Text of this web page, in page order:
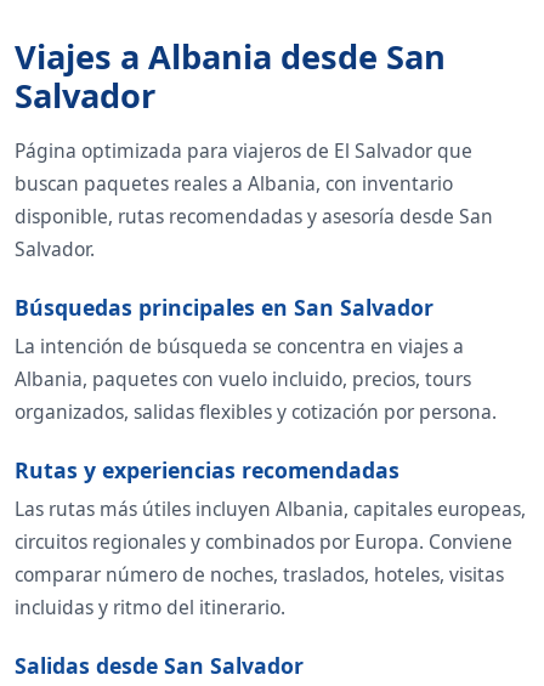
Viajes a Albania desde San
Salvador
Página optimizada para viajeros de El Salvador que
buscan paquetes reales a Albania, con inventario
disponible, rutas recomendadas y asesoría desde San
Salvador.
Búsquedas principales en San Salvador
La intención de búsqueda se concentra en viajes a
Albania, paquetes con vuelo incluido, precios, tours
organizados, salidas flexibles y cotización por persona.
Rutas y experiencias recomendadas
Las rutas más útiles incluyen Albania, capitales europeas,
circuitos regionales y combinados por Europa. Conviene
comparar número de noches, traslados, hoteles, visitas
incluidas y ritmo del itinerario.
Salidas desde San Salvador